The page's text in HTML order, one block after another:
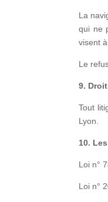
La
qui ne
visent
Le
9.
Tout
Lyon.
10.
Loi n°
Loi n°